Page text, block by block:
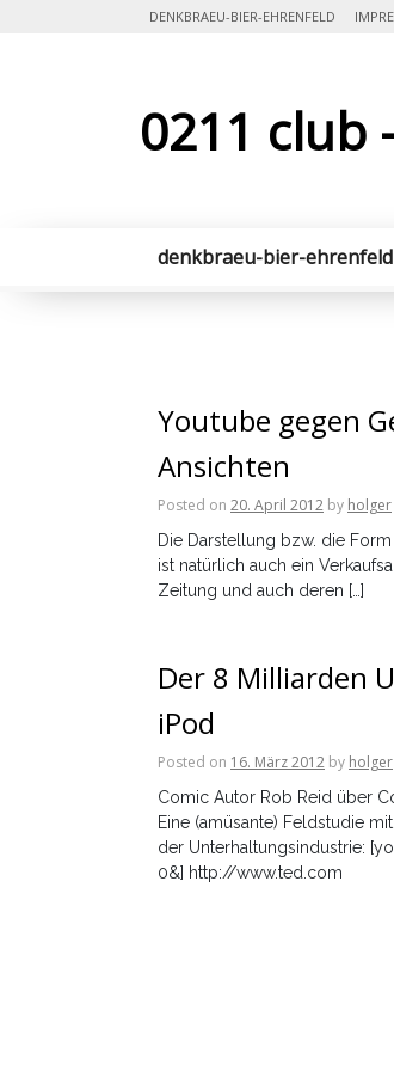
DENKBRAEU-BIER-EHRENFELD
0211 club
denkbraeu-bier-ehrenfeld
Youtube gegen
Ansichten
Posted on 20. April 2012 by holger
Die Darstellung bzw. die
ist natürlich auch ein
Zeitung und auch deren […]
Der 8 Milliarden
iPod
Posted on 16. März 2012 by holger
Comic Autor Rob Reid über
Eine (amüsante) Feldstudie
der Unterhaltungsindustrie:
0&] http://www.ted.com